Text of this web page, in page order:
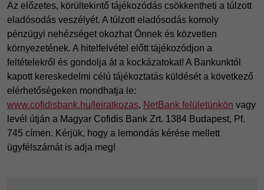
Az előzetes, körültekintő tájékozódás csökkentheti a túlzott
eladósodás veszélyét. A túlzott eladósodás komoly
pénzügyi nehézséget okozhat Önnek és közvetlen
környezetének. A hitelfelvétel előtt tájékozódjon a
feltételekről és gondolja át a kockázatokat! A Bankunktól
kapott kereskedelmi célú tájékoztatás küldését a következő
elérhetőségeken mondhatja le:
www.cofidisbank.hu/leiratkozas, NetBank felületünkön vagy
levél útján a Magyar Cofidis Bank Zrt. 1384 Budapest, Pf.
745 címen. Kérjük, hogy a lemondás kérése mellett
ügyfélszámát is adja meg!